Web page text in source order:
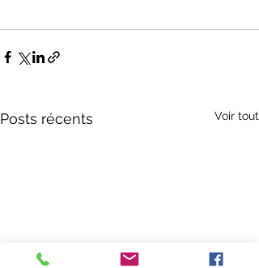
Posts récents Voir tout